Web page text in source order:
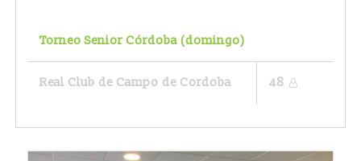
Torneo Senior Córdoba (domingo)
Real Club de Campo de Cordoba 48